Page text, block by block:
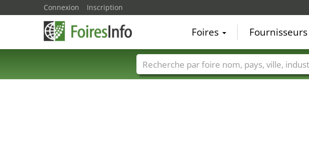
Connexion Inscription
Foires Fournisseurs
Foire noms Pays Villes Secteurs